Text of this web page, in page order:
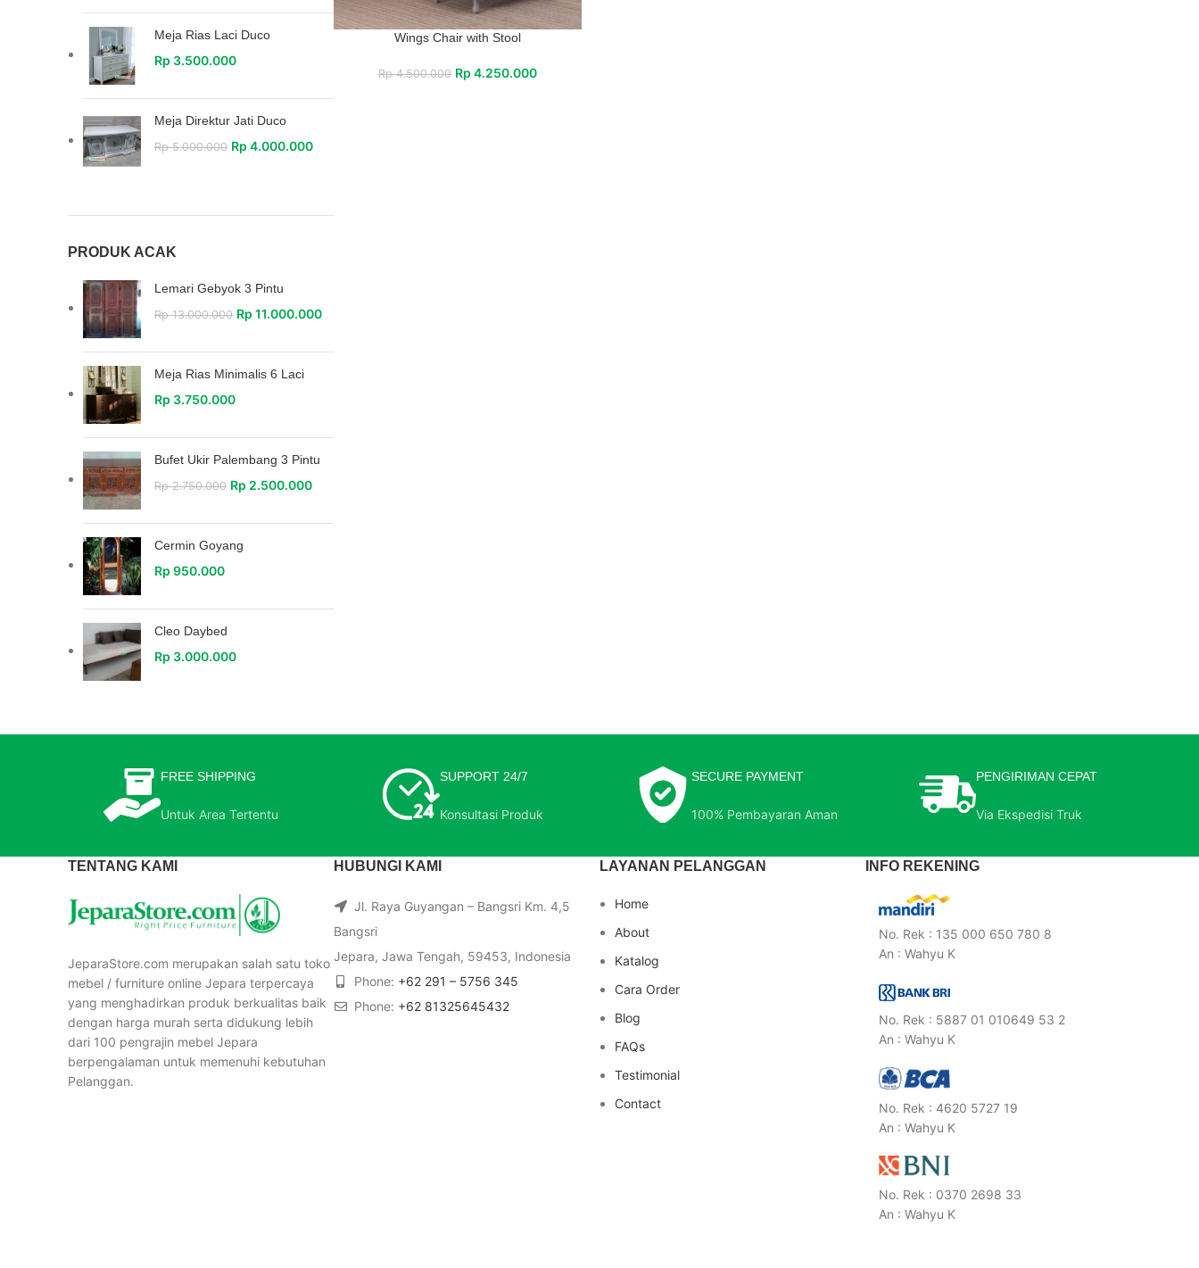
Meja Rias Laci Duco
Rp 3.500.000
Meja Direktur Jati Duco
Rp5.000.000 Rp 4.000.000
PRODUK ACAK
Lemari Gebyok 3 Pintu
Rp13.000.000 Rp 11.000.000
Meja Rias Minimalis 6 Laci
Rp 3.750.000
Bufet Ukir Palembang 3 Pintu
Rp2.750.000 Rp 2.500.000
Cermin Goyang
Rp 950.000
Cleo Daybed
Rp 3.000.000
Wings Chair with Stool
Rp4.500.000 Rp 4.250.000
FREE SHIPPING
Untuk Area Tertentu
SUPPORT 24/7
Konsultasi Produk
SECURE PAYMENT
100% Pembayaran Aman
PENGIRIMAN CEPAT
Via Ekspedisi Truk
TENTANG KAMI
JeparaStore.com merupakan salah satu toko
mebel / furniture online Jepara terpercaya
yang menghadirkan produk berkualitas baik
dengan harga murah serta didukung lebih
dari 100 pengrajin mebel Jepara
berpengalaman untuk memenuhi kebutuhan
Pelanggan.
HUBUNGI KAMI
Jl. Raya Guyangan – Bangsri Km. 4,5
Bangsri
Jepara, Jawa Tengah, 59453, Indonesia
Phone: +62 291 – 5756 345
Phone: +62 81325645432
LAYANAN PELANGGAN
Home
About
Katalog
Cara Order
Blog
FAQs
Testimonial
Contact
INFO REKENING
No. Rek : 135 000 650 780 8
An : Wahyu K
No. Rek : 5887 01 010649 53 2
An : Wahyu K
No. Rek : 4620 5727 19
An : Wahyu K
No. Rek : 0370 2698 33
An : Wahyu K